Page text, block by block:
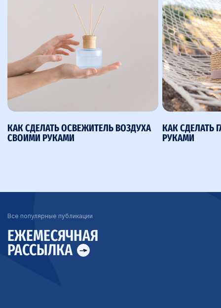
КАК СДЕЛАТЬ ОСВЕЖИТЕЛЬ ВОЗДУХА
СВОИМИ РУКАМИ
КАК СДЕЛАТЬ
РУКАМИ
Все популярные публикации
ЕЖЕМЕСЯЧНАЯ
РАССЫЛКА